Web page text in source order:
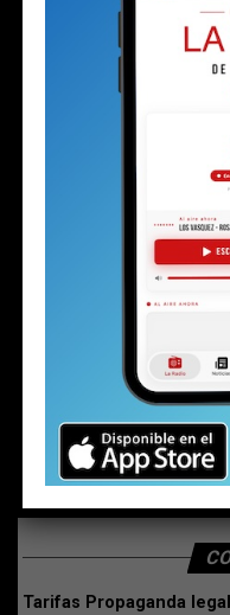
Tarifas Propaganda legal